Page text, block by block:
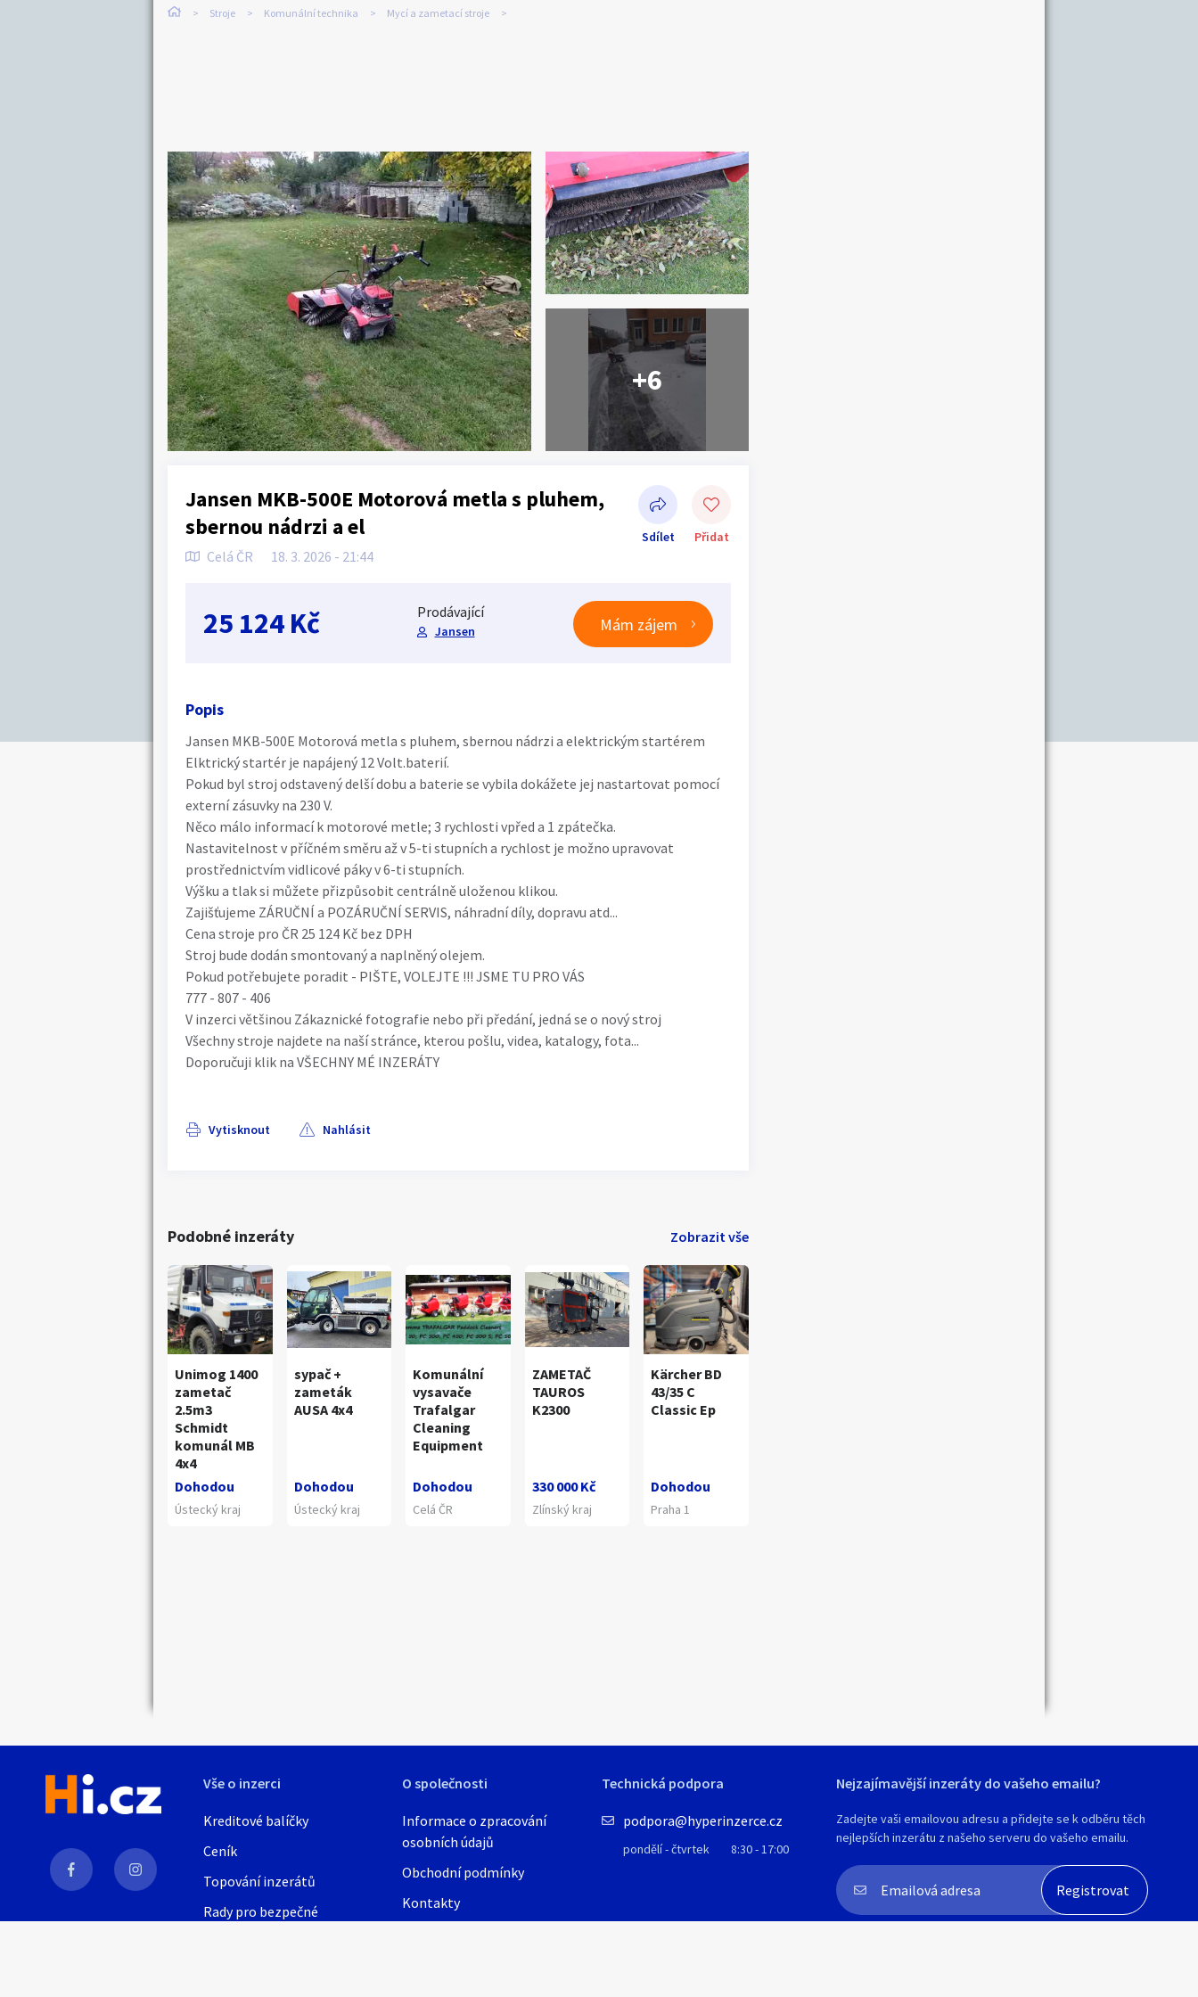
Stroje Komunální technika Mycí a zametací stroje
+6
Jansen MKB-500E Motorová metla s pluhem,
sbernou nádrzi a el
Celá ČR 18. 3. 2026 - 21:44
Sdílet Přidat
Sdílet na Facebooku
25 124 Kč Prodávající
Jansen Mám zájem
Popis
Jansen MKB-500E Motorová metla s pluhem, sbernou nádrzi a elektrickým startérem
Elktrický startér je napájený 12 Volt.baterií.
Pokud byl stroj odstavený delší dobu a baterie se vybila dokážete jej nastartovat pomocí
externí zásuvky na 230 V.
Něco málo informací k motorové metle; 3 rychlosti vpřed a 1 zpátečka.
Nastavitelnost v příčném směru až v 5-ti stupních a rychlost je možno upravovat
prostřednictvím vidlicové páky v 6-ti stupních.
Výšku a tlak si můžete přizpůsobit centrálně uloženou klikou.
Zajišťujeme ZÁRUČNÍ a POZÁRUČNÍ SERVIS, náhradní díly, dopravu atd...
Cena stroje pro ČR 25 124 Kč bez DPH
Stroj bude dodán smontovaný a naplněný olejem.
Pokud potřebujete poradit - PIŠTE, VOLEJTE !!! JSME TU PRO VÁS
777 - 807 - 406
V inzerci většinou Zákaznické fotografie nebo při předání, jedná se o nový stroj
Všechny stroje najdete na naší stránce, kterou pošlu, videa, katalogy, fota...
Doporučuji klik na VŠECHNY MÉ INZERÁTY
Vytisknout Nahlásit
Podobné inzeráty Zobrazit vše
Unimog 1400
zametač
2.5m3
Schmidt
komunál MB
4x4
Dohodou
Ústecký kraj
sypač +
zameták
AUSA 4x4
Dohodou
Ústecký kraj
Komunální
vysavače
Trafalgar
Cleaning
Equipment
Dohodou
Celá ČR
ZAMETAČ
TAUROS
K2300
330 000 Kč
Zlínský kraj
Kärcher BD
43/35 C
Classic Ep
Dohodou
Praha 1
Vše o inzerci
Kreditové balíčky
Ceník
Topování inzerátů
Rady pro bezpečné
O společnosti
Informace o zpracování
osobních údajů
Obchodní podmínky
Kontakty
Technická podpora
podpora@hyperinzerce.cz
pondělí - čtvrtek 8:30 - 17:00
Nejzajímavější inzeráty do vašeho emailu?
Zadejte vaši emailovou adresu a přidejte se k odběru těch
nejlepších inzerátu z našeho serveru do vašeho emailu.